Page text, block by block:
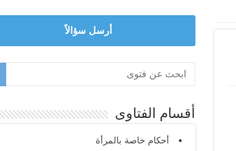
أرسل سؤالاً
أقسام الفتاوى
أحكام خاصة بالمرأة